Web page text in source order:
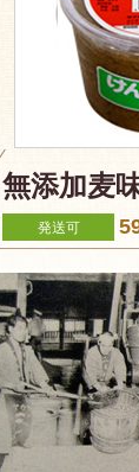
無添加麦
発送可